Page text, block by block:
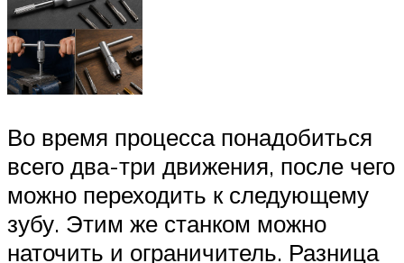
Во время процесса понадобиться
всего два-три движения, после чего
можно переходить к следующему
зубу. Этим же станком можно
наточить и ограничитель. Разница